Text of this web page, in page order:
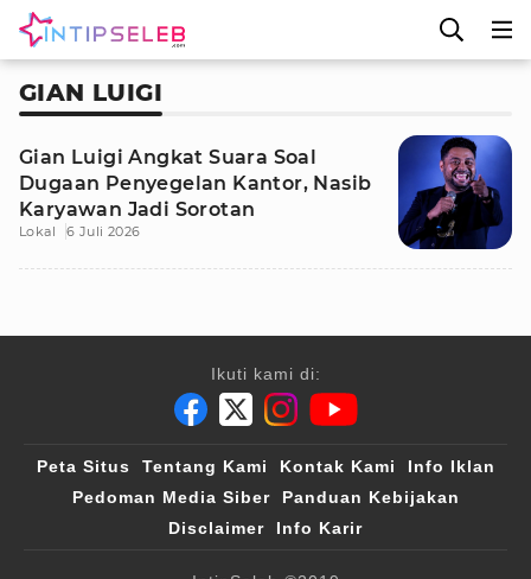
GIAN LUIGI
Gian Luigi Angkat Suara Soal
Dugaan Penyegelan Kantor, Nasib
Karyawan Jadi Sorotan
Lokal 6 Juli 2026
Ikuti kami di:
Peta Situs Tentang Kami Kontak Kami
Info Iklan
Pedoman Media Siber
Panduan Kebijakan
Disclaimer
Info Karir